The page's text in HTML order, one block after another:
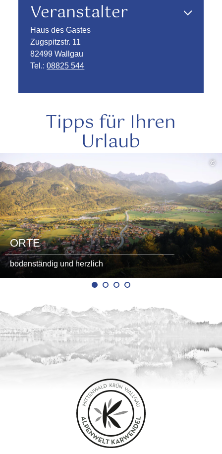
Veranstalter
Haus des Gastes
Zugspitzstr. 11
82499 Wallgau
Tel.:08825 544
Tipps für Ihren
Urlaub
©
ORTE
bodenständig und herzlich